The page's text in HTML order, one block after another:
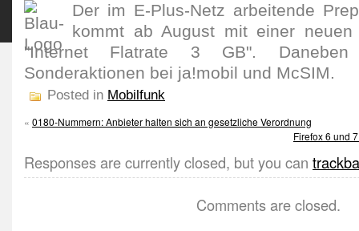
Der im E-Plus-Netz arbeitende
kommt ab August mit einer neuen
"Internet Flatrate 3 GB".
Sonderaktionen bei ja!mobil und McSIM.
Posted in Mobilfunk
« 0180-Nummern: Anbieter halten sich an gesetzliche Verordnung
Firefox 6 und
Responses are currently closed, but you can
Comments are closed.